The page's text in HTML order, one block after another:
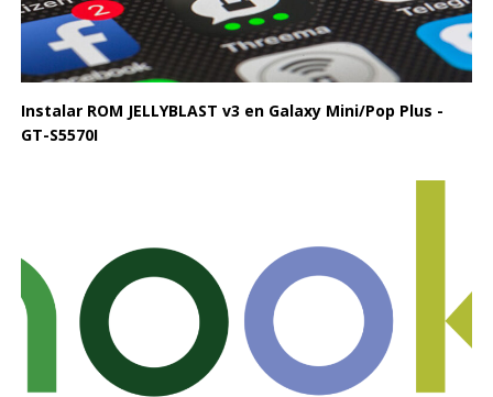
Instalar ROM JELLYBLAST v3 en Galaxy Mini/Pop Plus -
GT-S5570I